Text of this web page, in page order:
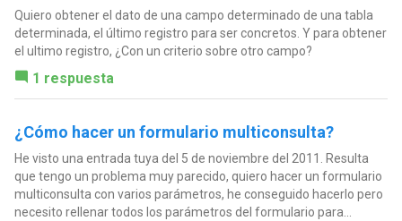
Quiero obtener el dato de una campo determinado de una tabla
determinada, el último registro para ser concretos. Y para obtener
el ultimo registro, ¿Con un criterio sobre otro campo?
1 respuesta
¿Cómo hacer un formulario multiconsulta?
He visto una entrada tuya del 5 de noviembre del 2011. Resulta
que tengo un problema muy parecido, quiero hacer un formulario
multiconsulta con varios parámetros, he conseguido hacerlo pero
necesito rellenar todos los parámetros del formulario para...